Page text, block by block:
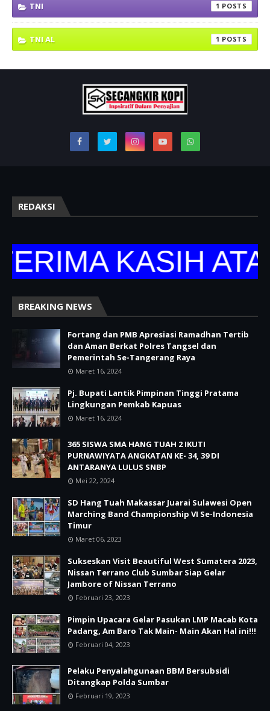
TNI 1
TNI AL 1
REDAKSI
KASIH
BREAKING NEWS
Fortang dan PMB Apresiasi Ramadhan Tertib
dan Aman Berkat Polres Tangsel dan
Pemerintah Se-Tangerang Raya
Maret 16, 2024
Pj. Bupati Lantik Pimpinan Tinggi Pratama
Lingkungan Pemkab Kapuas
Maret 16, 2024
365 SISWA SMA HANG TUAH 2 IKUTI
PURNAWIYATA ANGKATAN KE- 34, 39 DI
ANTARANYA LULUS SNBP
Mei 22, 2024
SD Hang Tuah Makassar Juarai Sulawesi Open
Marching Band Championship VI Se-Indonesia
Timur
Maret 06, 2023
Sukseskan Visit Beautiful West Sumatera 2023,
Nissan Terrano Club Sumbar Siap Gelar
Jambore of Nissan Terrano
Februari 23, 2023
Pimpin Upacara Gelar Pasukan LMP Macab Kota
Padang, Am Baro Tak Main- Main Akan Hal ini!!!
Februari 04, 2023
Pelaku Penyalahgunaan BBM Bersubsidi
Ditangkap Polda Sumbar
Februari 19, 2023